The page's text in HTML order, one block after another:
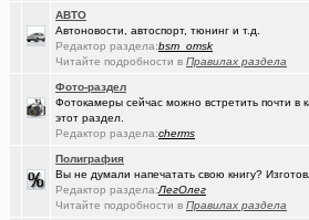
Традиционный сбор памперсов для
Самогоноварение. Кто как?
Где можно отремонтировать вязаную
Молодые таланты классической гитары -
АВТО
Автоновости, автоспорт, тюнинг и т.д.
Редактор раздела:bsm_omsk
Читайте подробности в Правилах раздела
Фото-раздел
Фотокамеры сейчас можно встретить почти
этот раздел.
Редактор раздела:cherms
Полиграфия
Вы не думали напечатать свою книгу?
Редактор раздела:ЛегОлег
Читайте подробности в Правилах раздела